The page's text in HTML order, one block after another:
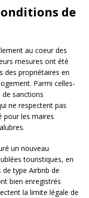
de
au coeur des
mesures ont été
des propriétaires en
Parmi celles-
de sanctions
ne respectent pas
pour les maires
un nouveau
touristiques, en
type Airbnb de
bien enregistrés
la limite légale de